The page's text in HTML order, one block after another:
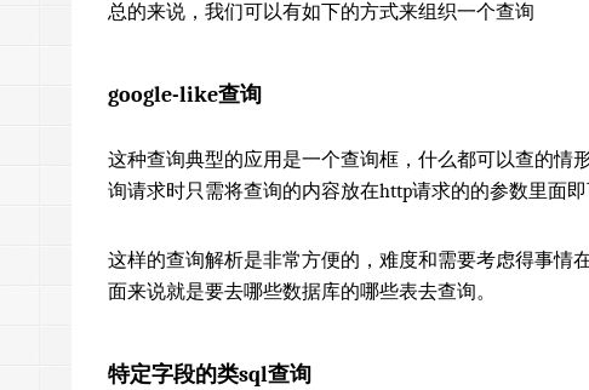
总的来说，我们可以有如下的方式来组织一个查询
google-like查询
这种查询典型的应用是一个查询框，什么都可以查的情
询请求时只需将查询的内容放在http请求的的参数里面即
这样的查询解析是非常方便的，难度和需要考虑得事情
面来说就是要去哪些数据库的哪些表去查询。
特定字段的类sql查询